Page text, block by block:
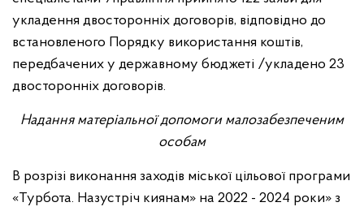
укладення двосторонніх договорів, відповідно до
встановленого Порядку використання коштів,
передбачених у державному бюджеті /укладено 23
двосторонніх договорів.
Надання матеріальної допомоги малозабезпеченим
особам
В розрізі виконання заходів міської цільової програми
«Турбота. Назустріч киянам» на 2022 - 2024 роки» з